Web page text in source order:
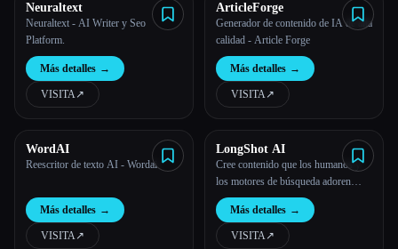
Neuraltext
Neuraltext - AI Writer y Seo
Platform.
Más detalles →
VISITA↗︎
ArticleForge
Generador de contenido de IA de alta
calidad - Article Forge
Más detalles →
VISITA↗︎
WordAI
Reescritor de texto AI - Wordai
Más detalles →
VISITA↗︎
LongShot AI
Cree contenido que los humanos y
los motores de búsqueda adoren
usando inteligencia artificial
Más detalles →
VISITA↗︎